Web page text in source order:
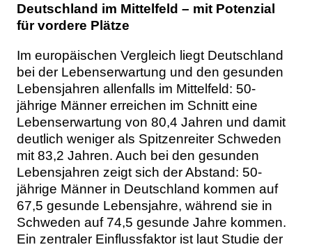
Deutschland im Mittelfeld – mit Potenzial
für vordere Plätze
Im europäischen Vergleich liegt Deutschland
bei der Lebenserwartung und den gesunden
Lebensjahren allenfalls im Mittelfeld: 50-
jährige Männer erreichen im Schnitt eine
Lebenserwartung von 80,4 Jahren und damit
deutlich weniger als Spitzenreiter Schweden
mit 83,2 Jahren. Auch bei den gesunden
Lebensjahren zeigt sich der Abstand: 50-
jährige Männer in Deutschland kommen auf
67,5 gesunde Lebensjahre, während sie in
Schweden auf 74,5 gesunde Jahre kommen.
Ein zentraler Einflussfaktor ist laut Studie der